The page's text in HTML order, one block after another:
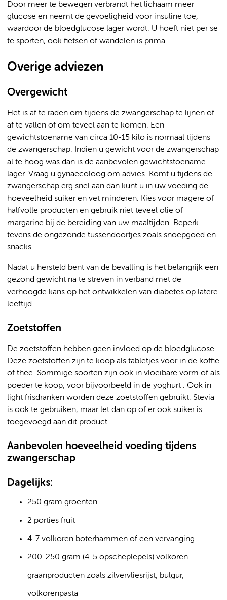
Door meer te bewegen verbrandt het lichaam meer
glucose en neemt de gevoeligheid voor insuline toe,
waardoor de bloedglucose lager wordt. U hoeft niet per se
te sporten, ook fietsen of wandelen is prima.
Overige adviezen
Overgewicht
Het is af te raden om tijdens de zwangerschap te lijnen of
af te vallen of om teveel aan te komen. Een
gewichtstoename van circa 10-15 kilo is normaal tijdens
de zwangerschap. Indien u gewicht voor de zwangerschap
al te hoog was dan is de aanbevolen gewichtstoename
lager. Vraag u gynaecoloog om advies. Komt u tijdens de
zwangerschap erg snel aan dan kunt u in uw voeding de
hoeveelheid suiker en vet minderen. Kies voor magere of
halfvolle producten en gebruik niet teveel olie of
margarine bij de bereiding van uw maaltijden. Beperk
tevens de ongezonde tussendoortjes zoals snoepgoed en
snacks.
Nadat u hersteld bent van de bevalling is het belangrijk een
gezond gewicht na te streven in verband met de
verhoogde kans op het ontwikkelen van diabetes op latere
leeftijd.
Zoetstoffen
De zoetstoffen hebben geen invloed op de bloedglucose.
Deze zoetstoffen zijn te koop als tabletjes voor in de koffie
of thee. Sommige soorten zijn ook in vloeibare vorm of als
poeder te koop, voor bijvoorbeeld in de yoghurt . Ook in
light frisdranken worden deze zoetstoffen gebruikt. Stevia
is ook te gebruiken, maar let dan op of er ook suiker is
toegevoegd aan dit product.
Aanbevolen hoeveelheid voeding tijdens
zwangerschap
Dagelijks:
250 gram groenten
2 porties fruit
4-7 volkoren boterhammen of een vervanging
200-250 gram (4-5 opscheplepels) volkoren
graanproducten zoals zilvervliesrijst, bulgur,
volkorenpasta